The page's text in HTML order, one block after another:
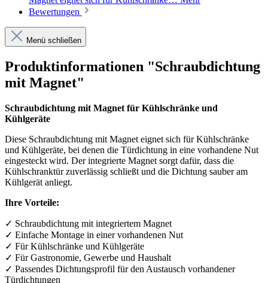
Bewertungen
Menü schließen
Produktinformationen "Schraubdichtung
mit Magnet"
Schraubdichtung mit Magnet für Kühlschränke und
Kühlgeräte
Diese Schraubdichtung mit Magnet eignet sich für Kühlschränke
und Kühlgeräte, bei denen die Türdichtung in eine vorhandene Nut
eingesteckt wird. Der integrierte Magnet sorgt dafür, dass die
Kühlschranktür zuverlässig schließt und die Dichtung sauber am
Kühlgerät anliegt.
Ihre Vorteile:
✓ Schraubdichtung mit integriertem Magnet
✓ Einfache Montage in einer vorhandenen Nut
✓ Für Kühlschränke und Kühlgeräte
✓ Für Gastronomie, Gewerbe und Haushalt
✓ Passendes Dichtungsprofil für den Austausch vorhandener
Türdichtungen